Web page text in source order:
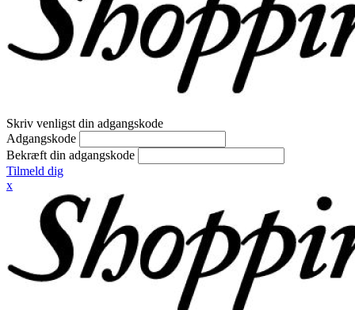
Skriv venligst din adgangskode
Adgangskode
Bekræft din adgangskode
Tilmeld dig
x